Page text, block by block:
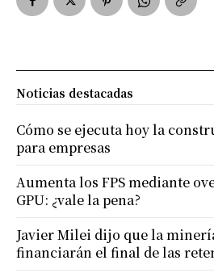
Noticias destacadas
Cómo se ejecuta hoy la
para empresas
Aumenta los FPS mediante
GPU: ¿vale la pena?
Javier Milei dijo que la
financiarán el final de las